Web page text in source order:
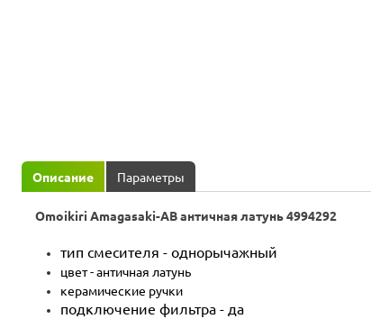
Описание Параметры
Omoikiri Amagasaki-AB античная латунь 4994292
тип смесителя - однорычажный
цвет - античная латунь
керамические ручки
подключение фильтра - да